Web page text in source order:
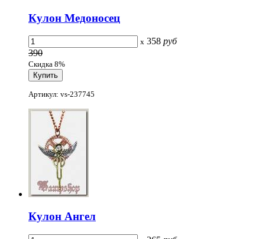
Кулон Медоносец
x 358 руб
390
Скидка 8%
Артикул: vs-237745
Кулон Ангел